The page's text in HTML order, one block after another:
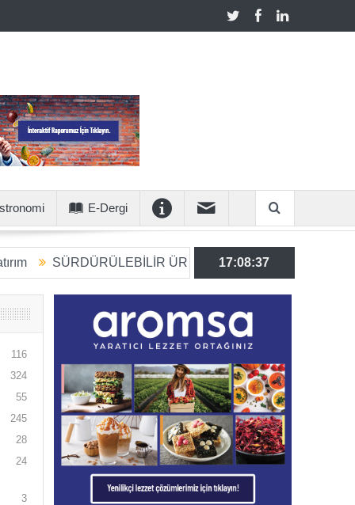
E-Dergi
ÜRETİME 6 MİLYON EUROLUK
17:08:38
116
324
55
245
28
24
3